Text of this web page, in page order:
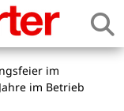
im
im Betrieb